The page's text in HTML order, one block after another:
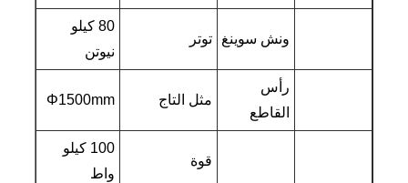
ونش سوينغ توتر
80 كيلو
نيوتن
رأس
القاطع
مثل التاج Φ1500mm
قوة
100 كيلو
واط